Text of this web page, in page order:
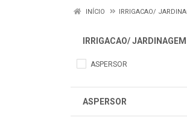
INÍCIO IRRIGACAO/
IRRIGACAO/ JARDINAGEM
ASPERSOR
ASPERSOR